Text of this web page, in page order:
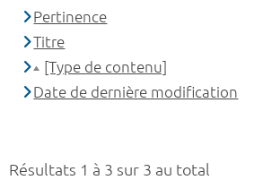
Résultats 1 à 3 sur 3 au total
Pertinence
Titre
[Type de contenu]
Date de dernière modification